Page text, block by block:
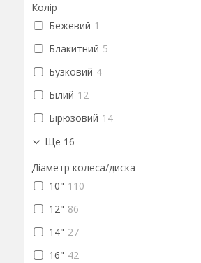
Колір
Бежевий 1
Блакитний 5
Бузковий 4
Білий 12
Бірюзовий 14
Ще 16
Діаметр колеса/диска
10" 110
12" 86
14" 27
16" 42